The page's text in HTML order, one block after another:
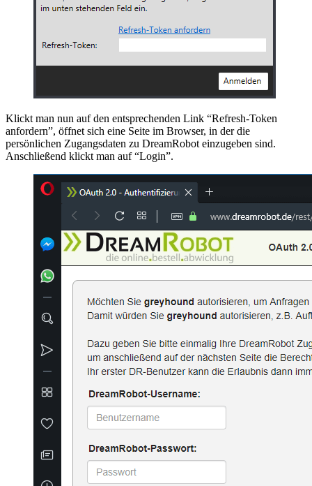
Klickt man nun auf den entsprechenden Link “Refresh-Token
anfordern”, öffnet sich eine Seite im Browser, in der die
persönlichen Zugangsdaten zu DreamRobot einzugeben sind.
Anschließend klickt man auf “Login”.